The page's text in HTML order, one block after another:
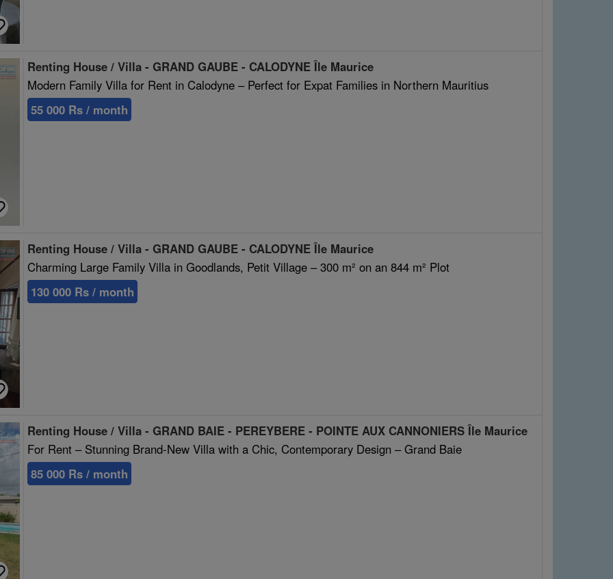
Renting House / Villa - GRAND GAUBE - CALODYNE Île Maurice
Modern Family Villa for Rent in Calodyne – Perfect for Expat Families in Northern Mauritius
55 000 Rs / month
Renting House / Villa - GRAND GAUBE - CALODYNE Île Maurice
Charming Large Family Villa in Goodlands, Petit Village – 300 m² on an 844 m² Plot
130 000 Rs / month
Renting House / Villa - GRAND BAIE - PEREYBERE - POINTE AUX CANNONIERS Île Maurice
For Rent – Stunning Brand-New Villa with a Chic, Contemporary Design – Grand Baie
85 000 Rs / month